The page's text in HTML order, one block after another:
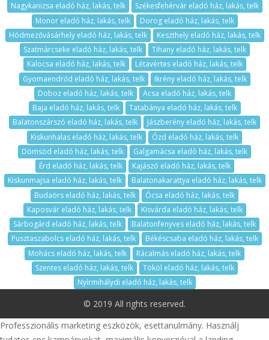
Nagykanizsa eladó ház, lakás, telk
Székesfehérvár eladó ház, lakás, telk
Monor eladó ház, lakás, telk
Dorog eladó ház, lakás, telk
Hódmezővásárhely eladó ház, lakás, telk
Keszthely eladó ház, lakás, telk
Szatmárcseke eladó ház, lakás, telk
Tihany eladó ház, lakás, telk
Kalocsa eladó ház, lakás, telk
Létavértes eladó ház, lakás, telk
Gyomaendrőd eladó ház, lakás, telk
Ikrény eladó ház, lakás, telk
Doboz eladó ház, lakás, telk
Acsa eladó ház, lakás, telk
Baja eladó ház, lakás, telk
Tatabánya eladó ház, lakás, telk
Balatonszárszó eladó ház, lakás, telk
Jászberény eladó ház, lakás, telk
Kiskunhalas eladó ház, lakás, telk
Ózd eladó ház, lakás, telk
Dömsöd eladó ház, lakás, telk
Galgamácsa eladó ház, lakás, telk
Érd eladó ház, lakás, telk
Kajászó eladó ház, lakás, telk
Kiskunmajsa eladó ház, lakás, telk
Balatonakarattya eladó ház, lakás, telk
Budaörs eladó ház, lakás, telk
Ócsa eladó ház, lakás, telk
Kaposvár eladó ház, lakás, telk
Kisvárda eladó ház, lakás, telk
Sárbogárd eladó ház, lakás, telk
Balatonfenyves eladó ház, lakás, telk
Pusztaszabolcs eladó ház, lakás, telk
Békéscsaba eladó ház, lakás, telk
Mohács eladó ház, lakás, telk
Rácalmás eladó ház, lakás, telk
Szentes eladó ház, lakás, telk
Tököl eladó ház, lakás, telk
Nyírmihálydi eladó ház, lakás, telk
© 2019 All rights reserved.
Professzionális marketing eszközök, esettanulmány. Használj